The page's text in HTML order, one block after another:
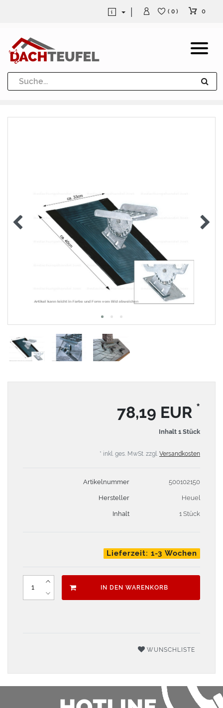
Dachrinne und Fallrohre
Werkzeuge und Löttechnik
( 0 ) 0
78,19 EUR *
Inhalt 1 Stück
* inkl. ges. MwSt. zzgl. Versandkosten
Artikelnummer 500102150
Hersteller Heuel
Inhalt 1 Stück
Lieferzeit: 1-3 Wochen
IN DEN WARENKORB
WUNSCHLISTE